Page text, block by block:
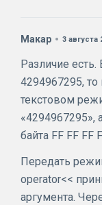
Макар 3 августа
Различие есть.
4294967295,
текстовом
байта FF FF FF
Передать
operator<<
аргумента.